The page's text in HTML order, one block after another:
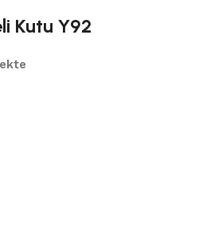
Kutu Y92